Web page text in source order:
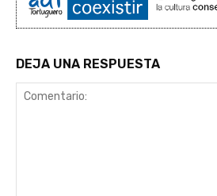
DEJA UNA RESPUESTA